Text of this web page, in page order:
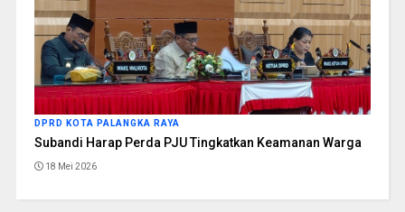
DPRD KOTA PALANGKA RAYA
Subandi Harap Perda PJU Tingkatkan Keamanan Warga
18 Mei 2026